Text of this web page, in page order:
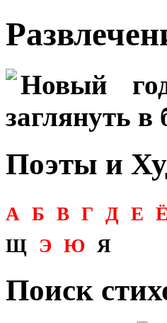
Новый
заглянуть в
Поэты и
А Б В Г Д Е Ё
Щ Э Ю Я
Поиск